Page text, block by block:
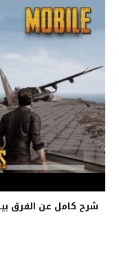
شرح كامل عن الفرق